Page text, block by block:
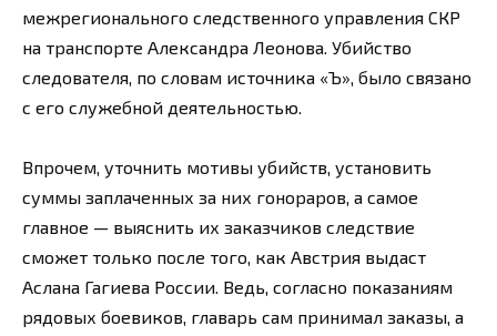
межрегионального следственного управления СКР
на транспорте Александра Леонова. Убийство
следователя, по словам источника «Ъ», было связано
с его служебной деятельностью.
Впрочем, уточнить мотивы убийств, установить
суммы заплаченных за них гонораров, а самое
главное — выяснить их заказчиков следствие
сможет только после того, как Австрия выдаст
Аслана Гагиева России. Ведь, согласно показаниям
рядовых боевиков, главарь сам принимал заказы, а